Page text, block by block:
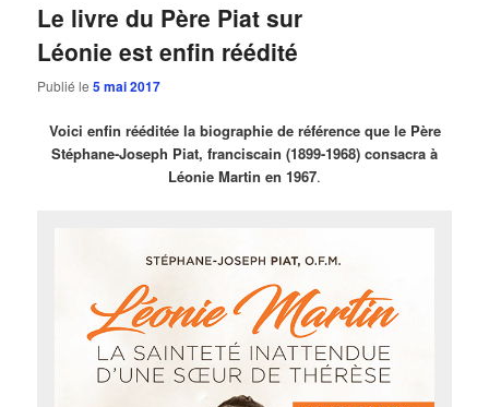
Le livre du Père Piat sur
Léonie est enfin réédité
Publié le5 mai 2017
Voici enfin rééditée la biographie de référence que le Père
Stéphane-Joseph Piat, franciscain (1899-1968) consacra à
Léonie Martin en 1967.